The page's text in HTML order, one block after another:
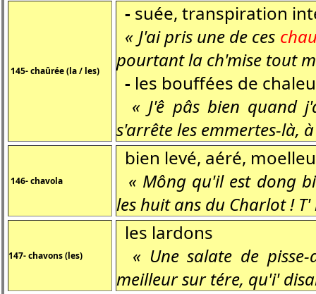
145- chaûrée (la / les)
- suée, transpiration
« J'ai pris une de ces
pourtant la ch'mise tout
- les bouffées de
« J'ê pâs bien quand
s'arrête les emmertes-là,
146- chavola
bien levé, aéré,
« Mông qu'il est dong
les huit ans du Charlot !
147- chavons (les)
les lardons
« Une salate de
meilleur sur tére, qu'i'